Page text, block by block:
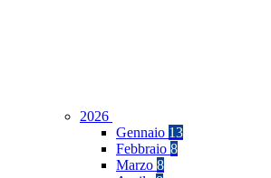
2026
Gennaio 13
Febbraio 8
Marzo 8